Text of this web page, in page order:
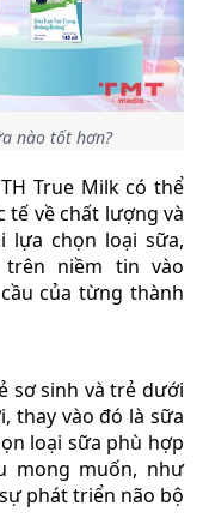
nào tốt hơn?
True Milk có thể
tế về chất lượng và
lựa chọn loại sữa,
niềm tin vào
của từng thành
sơ sinh và trẻ dưới
thay vào đó là sữa
loại sữa phù hợp
mong muốn, như
phát triển não bộ